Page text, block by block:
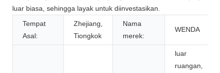
luar biasa, sehingga layak untuk diinvestasikan.
Tempat
Asal:
Zhejiang,
Tiongkok
Nama
merek:
WENDA
luar
ruangan,